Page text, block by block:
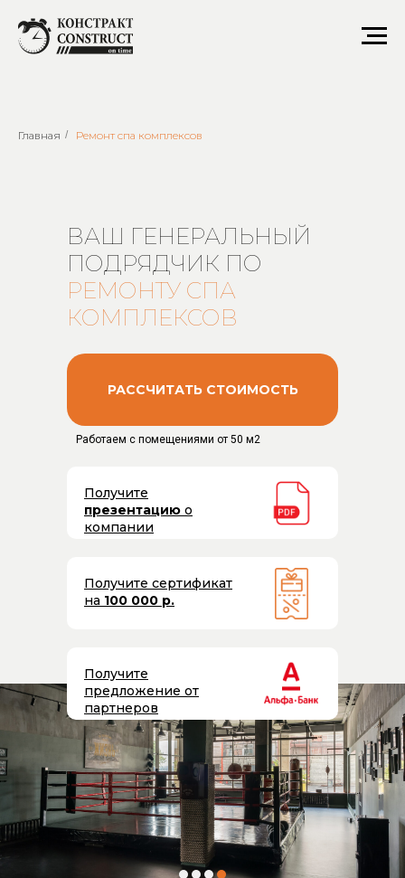
Главная / Ремонт спа комплексов
РАССЧИТАТЬ СТОИМОСТЬ
ВАШ ГЕНЕРАЛЬНЫЙ
ПОДРЯДЧИК ПО
РЕМОНТУ СПА
КОМПЛЕКСОВ
Работаем с помещениями от 50 м2
Получите
презентацию о
компании
Получите сертификат
на 100 000 р.
Получите
предложение от
партнеров